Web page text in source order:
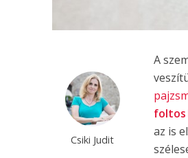
Csiki Judit
A
foltos
az is